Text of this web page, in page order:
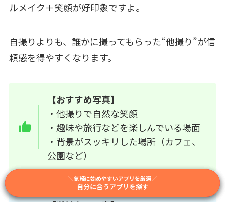
＼相性重視で選べるアプリを厳選／
自分に合うアプリを探す
＼結婚前提で出会いやすいアプリを厳選／
自分に合うアプリを探す
＼気軽に始めやすいアプリを厳選／
自分に合うアプリを探す
ルメイク＋笑顔が好印象ですよ。
自撮りよりも、誰かに撮ってもらった“他撮り”が信
頼感を得やすくなります。
【おすすめ写真】
・他撮りで自然な笑顔
・趣味や旅行などを楽しんでいる場面
・背景がスッキリした場所（カフェ、
公園など）